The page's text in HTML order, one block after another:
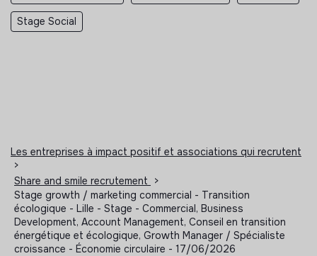
Stage Social
Les entreprises à impact positif et associations qui recrutent
>
Share and smile recrutement
>
Stage growth / marketing commercial - Transition
écologique - Lille - Stage - Commercial, Business
Development, Account Management, Conseil en transition
énergétique et écologique, Growth Manager / Spécialiste
croissance - Économie circulaire - 17/06/2026